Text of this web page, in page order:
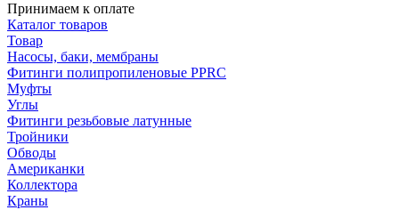
Принимаем к оплате
Каталог товаров
Товар
Насосы, баки, мембраны
Фитинги полипропиленовые PPRC
Муфты
Углы
Фитинги резьбовые латунные
Тройники
Обводы
Американки
Коллектора
Краны